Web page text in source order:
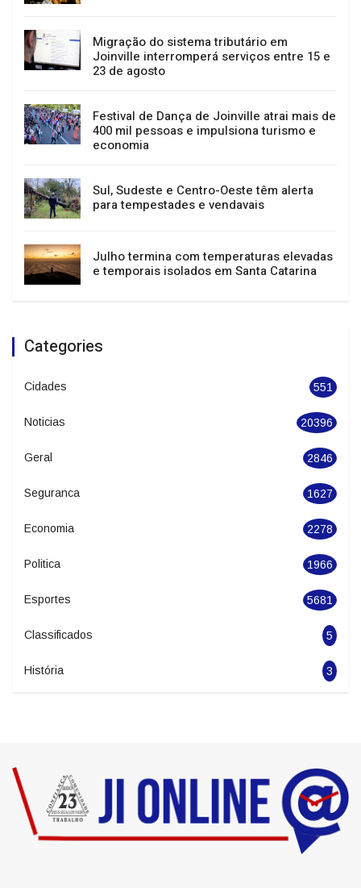
Migração do sistema tributário em
Joinville interromperá serviços entre 15 e
23 de agosto
Festival de Dança de Joinville atrai mais de
400 mil pessoas e impulsiona turismo e
economia
Sul, Sudeste e Centro-Oeste têm alerta
para tempestades e vendavais
Julho termina com temperaturas elevadas
e temporais isolados em Santa Catarina
Categories
Cidades 551
Noticias 20396
Geral 2846
Seguranca 1627
Economia 2278
Politica 1966
Esportes 5681
Classificados 5
História 3